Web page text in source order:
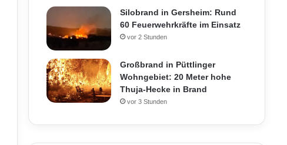
Silobrand in Gersheim: Rund
60 Feuerwehrkräfte im Einsatz
vor 2 Stunden
Großbrand in Püttlinger
Wohngebiet: 20 Meter hohe
Thuja-Hecke in Brand
vor 3 Stunden